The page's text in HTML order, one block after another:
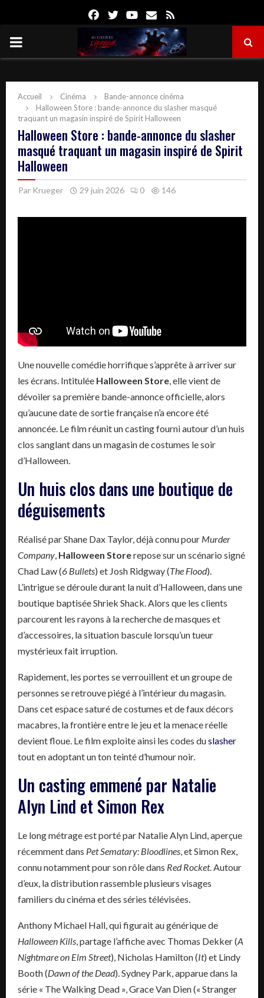
FacebookTwitterYoutube
Email
PRIMARY
Accueil Cinéma
Bande-annonce cinéma
Halloween Store : bande-annonce du slasher masqué
traquant un magasin inspiré de Spirit Halloween
Halloween Store : bande-annonce du slasher
masqué traquant un magasin inspiré de Spirit
Halloween
Par Krueger 29 juin 2026 0 146
Une nouvelle comédie horrifique s’apprête à arriver sur
les écrans. Intitulée Halloween Store , elle vient de
dévoiler sa première bande-annonce officielle, alors
qu’aucune date de sortie française n’a encore été
annoncée. Le film réunit un casting fourni autour d’un huis
clos sanglant dans un magasin de costumes le soir
d’Halloween.
Un huis clos dans une boutique de
déguisements
Réalisé par Shane Dax Taylor, déjà connu pour Murder
Company Halloween Storerepose sur un scénario signé
Chad Law (6 Bullets) et Josh Ridgway (The Flood).
L’intrigue se déroule durant la nuit d’Halloween, dans une
boutique baptisée Shriek Shack. Alors que les clients
parcourent les rayons à la recherche de masques et
d’accessoires, la situation bascule lorsqu’un tueur
mystérieux fait irruption.
Rapidement, les portes se verrouillent et un groupe de
personnes se retrouve piégé à l’intérieur du magasin.
Dans cet espace saturé de costumes et de faux décors
macabres, la frontière entre le jeu et la menace réelle
devient floue. Le film exploite ainsi les codes duslasher
tout en adoptant un ton teinté d’humour noir.
Un casting emmené par Natalie
Alyn Lind et Simon Rex
Le long métrage est porté par Natalie Alyn Lind, aperçue
récemment dans Pet Sematary: Bloodlines , et Simon Rex,
connu notamment pour son rôle dans Red Rocket. Autour
d’eux, la distribution rassemble plusieurs visages
familiers du cinéma et des séries télévisées.
Anthony Michael Hall, qui figurait au générique de
Halloween Kills , partage l’affiche avec Thomas Dekker (A
Nightmare on Elm Street), Nicholas Hamilton (It) et Lindy
Booth (Dawn of the Dead). Sydney Park, apparue dans la
série « The Walking Dead », Grace Van Dien (« Stranger